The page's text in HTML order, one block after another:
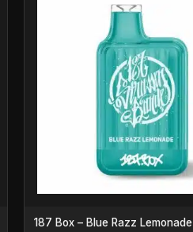
187 Box – Blue Razz Lemonade